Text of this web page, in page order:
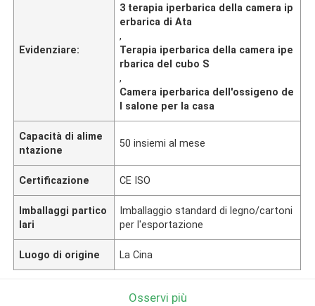
Evidenziare:
3 terapia iperbarica della camera ip
erbarica di Ata
,
Terapia iperbarica della camera ipe
rbarica del cubo S
,
Camera iperbarica dell'ossigeno de
l salone per la casa
Capacità di alime
ntazione
50 insiemi al mese
Certificazione CE ISO
Imballaggi partico
lari
Imballaggio standard di legno/cartoni
per l'esportazione
Luogo di origine La Cina
Osservi più